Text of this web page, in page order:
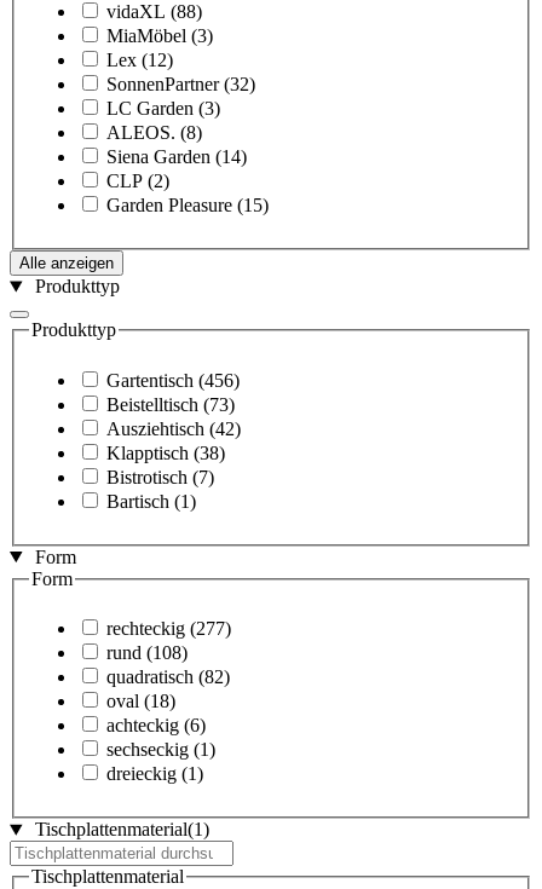
vidaXL (88)
MiaMöbel (3)
Lex (12)
SonnenPartner (32)
LC Garden (3)
ALEOS. (8)
Siena Garden (14)
CLP (2)
Garden Pleasure (15)
Alle anzeigen
Produkttyp
Produkttyp
Gartentisch (456)
Beistelltisch (73)
Ausziehtisch (42)
Klapptisch (38)
Bistrotisch (7)
Bartisch (1)
Form
Form
rechteckig (277)
rund (108)
quadratisch (82)
oval (18)
achteckig (6)
sechseckig (1)
dreieckig (1)
Tischplattenmaterial(1)
Tischplattenmaterial